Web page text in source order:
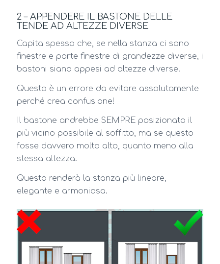
2 – APPENDERE IL BASTONE DELLE
TENDE AD ALTEZZE DIVERSE
Capita spesso che, se nella stanza ci sono
finestre e porte finestre di grandezze diverse, i
bastoni siano appesi ad altezze diverse.
Questo è un errore da evitare assolutamente
perché crea confusione!
Il bastone andrebbe SEMPRE posizionato il
più vicino possibile al soffitto, ma se questo
fosse davvero molto alto, quanto meno alla
stessa altezza.
Questo renderà la stanza più lineare,
elegante e armoniosa.